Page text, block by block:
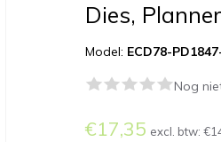
Dies,
Model: ECD78-
Nog
€17,35 excl. btw: